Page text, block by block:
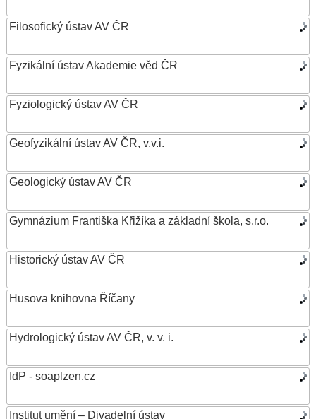
Filosofický ústav AV ČR
Fyzikální ústav Akademie věd ČR
Fyziologický ústav AV ČR
Geofyzikální ústav AV ČR, v.v.i.
Geologický ústav AV ČR
Gymnázium Františka Křižíka a základní škola, s.r.o.
Historický ústav AV ČR
Husova knihovna Říčany
Hydrologický ústav AV ČR, v. v. i.
IdP - soaplzen.cz
Institut umění – Divadelní ústav